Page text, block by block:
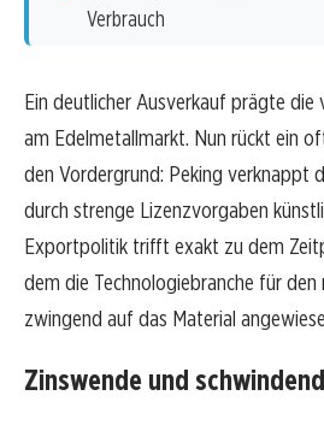
Verbrauch
Ein deutlicher Ausverkauf prägte die
am Edelmetallmarkt. Nun rückt ein
den Vordergrund: Peking verknappt
durch strenge Lizenzvorgaben
Exportpolitik trifft exakt zu dem
dem die Technologiebranche für den
zwingend auf das Material
Zinswende und